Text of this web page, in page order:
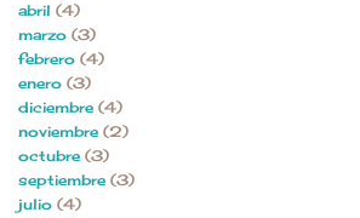
abril (4)
marzo (3)
febrero (4)
enero (3)
diciembre (4)
noviembre (2)
octubre (3)
septiembre (3)
julio (4)